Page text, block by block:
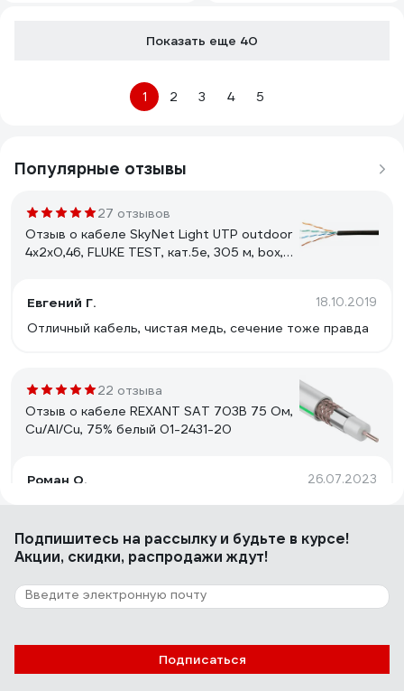
Показать еще 40
1 2 3 4 5
Популярные отзывы
27 отзывов
Отзыв о кабеле SkyNet Light UTP outdoor
4x2x0,46, FLUKE TEST, кат.5e, 305 м, box,
Евгений Г.
18.10.2019
Отличный кабель, чистая медь, сечение тоже правда
22 отзыва
Отзыв о кабеле REXANT SAT 703B 75 Ом,
Cu/Al/Cu, 75% белый 01-2431-20
Роман О. 26.07.2023
цена/качество
10 отзывов
Отзыв о кабеле КВК-В-2 PROCONNECT
2х0,50кв. мм /CCA/, /96/, 200м., белый 01-
Подпишитесь на рассылкуи будьте в курсе!
Акции, скидки, распродажи ждут!
Подписаться